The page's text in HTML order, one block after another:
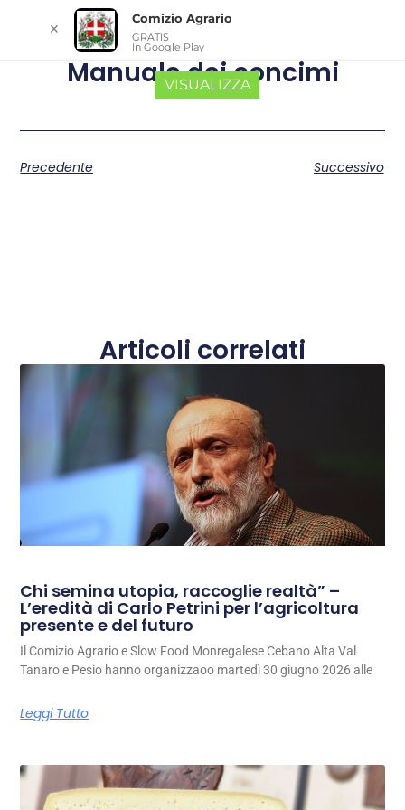
Manuale dei concimi
Precedente Successivo
Articoli correlati
Chi semina utopia, raccoglie realtà” –
L’eredità di Carlo Petrini per l’agricoltura
presente e del futuro
Il Comizio Agrario e Slow Food Monregalese Cebano Alta Val
Tanaro e Pesio hanno organizzaoo martedì 30 giugno 2026 alle
Leggi Tutto
✕
Comizio Agrario
GRATIS
In Google Play
VISUALIZZA